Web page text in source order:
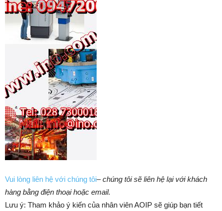
Vui lòng liên hệ với chúng tôi–chúng tôi sẽ liên hệ lại với khách
hàng bằng điện thoại hoặc email.
Lưu ý: Tham khảo ý kiến của nhân viên AOIP sẽ giúp bạn tiết